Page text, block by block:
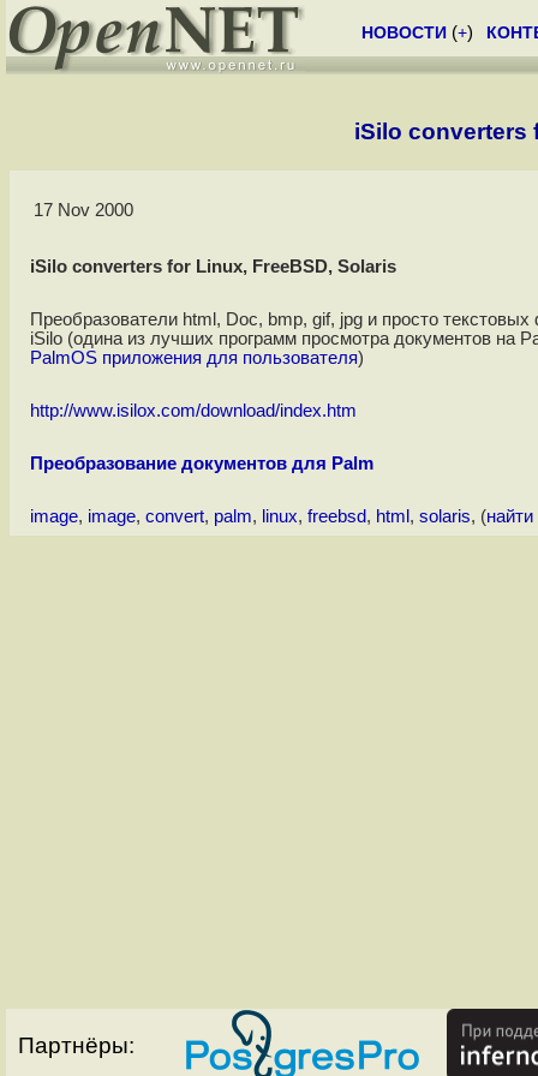
НОВОСТИ (+)
iSilo converters
17 Nov 2000
iSilo converters for Linux, FreeBSD, Solaris
Преобразователи html, Doc, bmp, gif, jpg и просто
iSilo (одина из лучших программ просмотра документов на
PalmOS приложения для пользователя)
http://www.isilox.com/download/index.htm
Преобразование документов для Palm
image, image, convert, palm, linux, freebsd, html , solaris, (
Партнёры: